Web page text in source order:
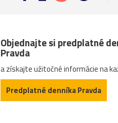
Objednajte si predplatné
Pravda
a získajte užitočné informácie na
Predplatné denníka Pravda